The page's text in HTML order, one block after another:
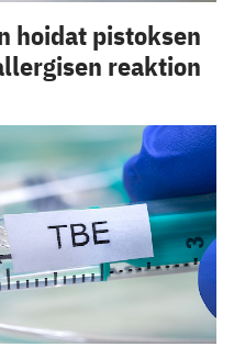
hoidat pistoksen
reaktion